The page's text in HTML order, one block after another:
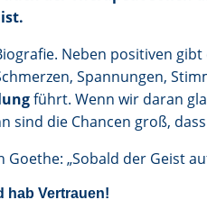
Neben positiven
Spannungen,
führt. Wenn wir daran
sind die Chancen groß,
Goethe: „Sobald der Geist
hab Vertrauen!